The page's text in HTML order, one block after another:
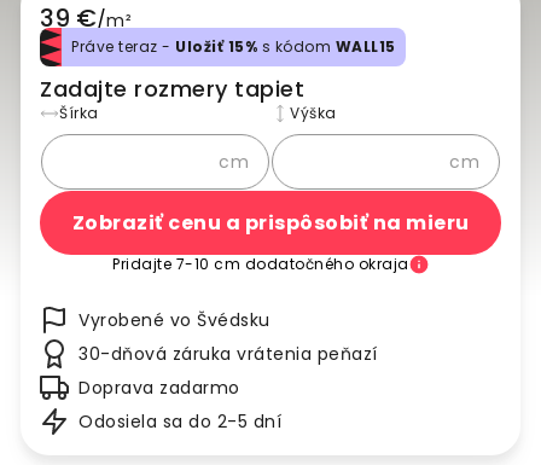
39 €/m²
Práve teraz - Uložiť 15% s kódom WALL15
Zadajte rozmery tapiet
Šírka
cm
Výška
cm
Zobraziť cenu a prispôsobiť na mieru
Pridajte 7-10 cm dodatočného okraja
Vyrobené vo Švédsku
30-dňová záruka vrátenia peňazí
Doprava zadarmo
Odosiela sa do 2-5 dní